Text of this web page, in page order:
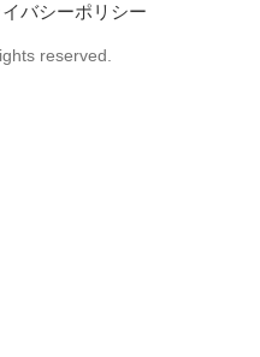
バシーポリシー
reserved.